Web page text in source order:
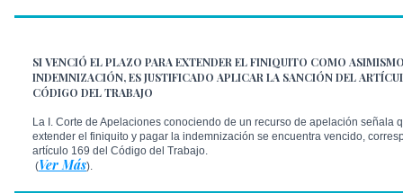
SI VENCIÓ EL PLAZO PARA EXTENDER EL FINIQUITO COMO
INDEMNIZACIÓN, ES JUSTIFICADO APLICAR LA SANCIÓN DEL
CÓDIGO DEL TRABAJO
La I. Corte de Apelaciones conociendo de un recurso de apelación señala
extender el finiquito y pagar la indemnización se encuentra vencido,
artículo 169 del Código del Trabajo.
(Ver Más).